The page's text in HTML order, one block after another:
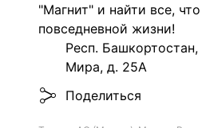
"Магнит" и найти все,
повседневной жизни!
Респ.
Мира, д. 25А
Поделиться